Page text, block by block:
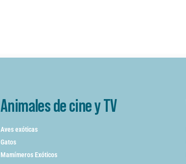
Animales de cine y TV
Aves exóticas
Gatos
Mamímeros Exóticos